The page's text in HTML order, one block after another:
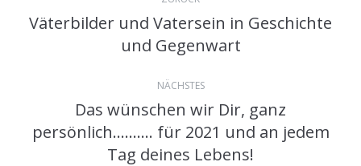
Vorheriger
Beitrag:
Väterbilder und Vatersein in Geschichte
und Gegenwart
NÄCHSTES
Nächster
Beitrag:
Das wünschen wir Dir, ganz
persönlich………. für 2021 und an jedem
Tag deines Lebens!